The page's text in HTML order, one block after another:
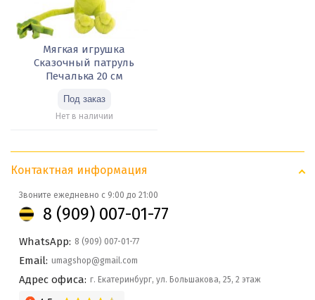
Мягкая игрушка
Сказочный патруль
Печалька 20 см
Нет в наличии
Контактная информация
Звоните ежедневно с 9:00 до 21:00
8 (909) 007-01-77
WhatsApp: 8 (909) 007-01-77
Email: umagshop@gmail.com
Адрес офиса: г. Екатеринбург, ул. Большакова, 25, 2 этаж